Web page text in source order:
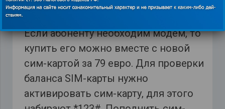
один из предлагаемых тарифов.
Если абоненту необходим модем, то
купить его можно вместе с новой
сим-картой за 79 евро. Для проверки
баланса SIM-карты нужно
активировать сим-карту, для этого